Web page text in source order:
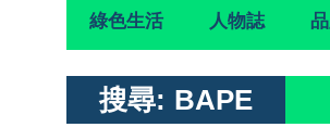
綠色生活 人物誌
搜尋: BAPE